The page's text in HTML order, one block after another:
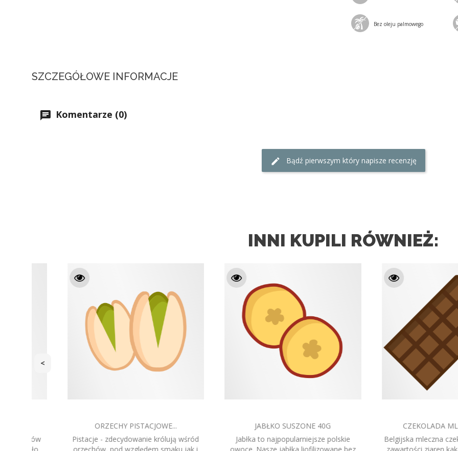
Bez oleju palmowego
SZCZEGÓŁOWE INFORMACJE
Komentarze (0)
Bądź pierwszym który napisze recenzję
INNI KUPILI RÓWNIEŻ:
JABŁKO SUSZONE 40G
Jabłka to najpopularniejsze polskie
CZEKOLADA MLECZNA 40G
Belgijska mleczna czekolada o wysokiej
MORWA BIAŁA
Owoce morwy białej
<